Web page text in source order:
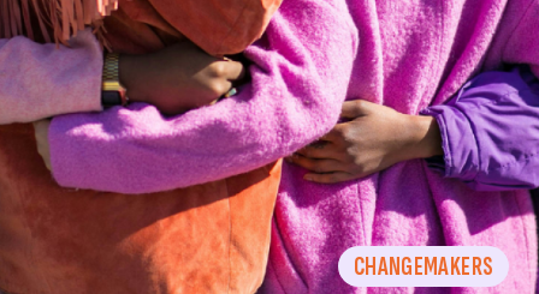
CHANGEMAKERS